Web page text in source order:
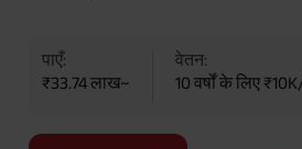
पाएँ:
₹33.74 लाख~
वेतन:
10 वर्षों के लिए